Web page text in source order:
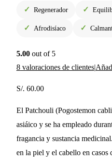
✓ Regenerador ✓
✓ Afrodisíaco ✓
5.00out of 5
8valoraciones de clientes|
S/. 60.00
El Patchouli (Pogostemon
asiáico y se ha empleado
fragancia y sustancia
en la piel y el cabello en casos